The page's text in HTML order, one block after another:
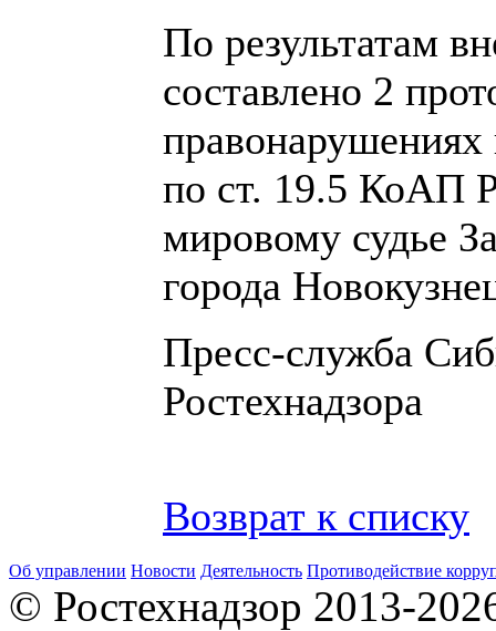
По результатам
составлено 2
по ст. 19.5 КоАП
мировому судье
города
Пресс-служба
Ростехнадзора
Возврат к списку
Об управлении Новости Деятельность Противодействие
© Ростехнадзор 2013-